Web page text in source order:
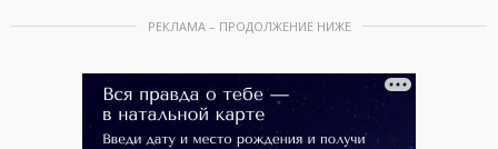
РЕКЛАМА – ПРОДОЛЖЕНИЕ НИЖЕ